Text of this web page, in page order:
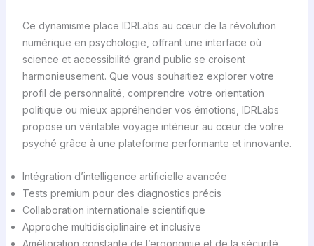
Ce dynamisme place IDRLabs au cœur de la révolution
numérique en psychologie, offrant une interface où
science et accessibilité grand public se croisent
harmonieusement. Que vous souhaitiez explorer votre
profil de personnalité, comprendre votre orientation
politique ou mieux appréhender vos émotions, IDRLabs
propose un véritable voyage intérieur au cœur de votre
psyché grâce à une plateforme performante et innovante.
Intégration d’intelligence artificielle avancée
Tests premium pour des diagnostics précis
Collaboration internationale scientifique
Approche multidisciplinaire et inclusive
Amélioration constante de l’ergonomie et de la sécurité